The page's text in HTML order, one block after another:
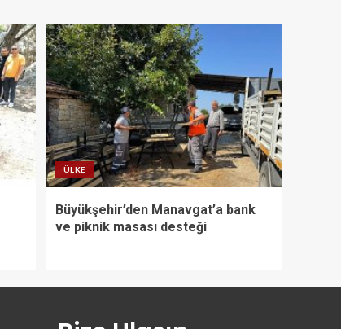
ÜLKE
Büyükşehir’den Manavgat’a bank
ve piknik masası desteği